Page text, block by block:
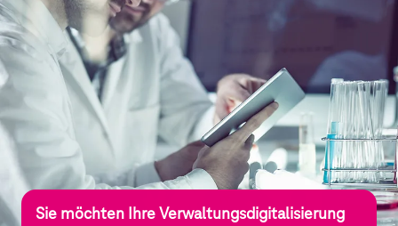
Sie möchten Ihre Verwaltungsdigitalisierung